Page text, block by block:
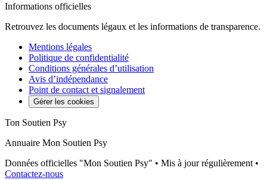
Informations officielles
Retrouvez les documents légaux et les informations de transparence.
Mentions légales
Politique de confidentialité
Conditions générales d’utilisation
Avis d’indépendance
Point de contact et signalement
Gérer les cookies
Ton Soutien Psy
Annuaire Mon Soutien Psy
Données officielles "Mon Soutien Psy" • Mis à jour régulièrement •
Contactez-nous